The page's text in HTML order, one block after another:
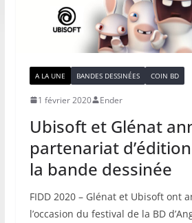
A LA UNE BANDES DESSINÉES COIN BD
1 février 2020 Ender
Ubisoft et Glénat
partenariat
la bande dessinée
FIDD 2020 – Glénat et Ubisoft ont
l’occasion du festival de la BD